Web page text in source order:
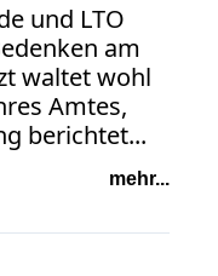
und LTO
am
waltet wohl
Amtes,
berichtet...
mehr...